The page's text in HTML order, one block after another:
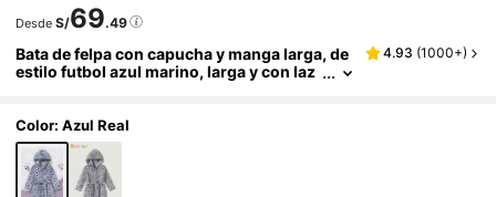
Desde S/69.49
Bata de felpa con capucha y manga larga, de
estilo futbol azul marino, larga y con laz
4.93 (1000+)
Color: Azul Real